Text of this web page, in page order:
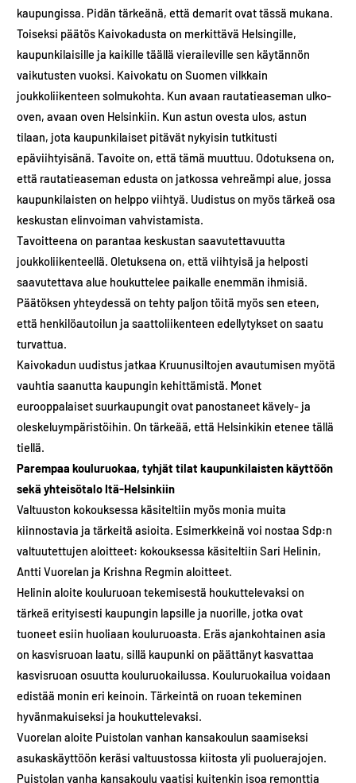
kaupungissa. Pidän tärkeänä, että demarit ovat tässä mukana.
Toiseksi päätös Kaivokadusta on merkittävä Helsingille,
kaupunkilaisille ja kaikille täällä vieraileville sen käytännön
vaikutusten vuoksi. Kaivokatu on Suomen vilkkain
joukkoliikenteen solmukohta. Kun avaan rautatieaseman ulko-
oven, avaan oven Helsinkiin. Kun astun ovesta ulos, astun
tilaan, jota kaupunkilaiset pitävät nykyisin tutkitusti
epäviihtyisänä. Tavoite on, että tämä muuttuu. Odotuksena on,
että rautatieaseman edusta on jatkossa vehreämpi alue, jossa
kaupunkilaisten on helppo viihtyä. Uudistus on myös tärkeä osa
keskustan elinvoiman vahvistamista.
Tavoitteena on parantaa keskustan saavutettavuutta
joukkoliikenteellä. Oletuksena on, että viihtyisä ja helposti
saavutettava alue houkuttelee paikalle enemmän ihmisiä.
Päätöksen yhteydessä on tehty paljon töitä myös sen eteen,
että henkilöautoilun ja saattoliikenteen edellytykset on saatu
turvattua.
Kaivokadun uudistus jatkaa Kruunusiltojen avautumisen myötä
vauhtia saanutta kaupungin kehittämistä. Monet
eurooppalaiset suurkaupungit ovat panostaneet kävely- ja
oleskeluympäristöihin. On tärkeää, että Helsinkikin etenee tällä
tiellä.
Parempaa kouluruokaa, tyhjät tilat kaupunkilaisten käyttöön
sekä yhteisötalo Itä-Helsinkiin
Valtuuston kokouksessa käsiteltiin myös monia muita
kiinnostavia ja tärkeitä asioita. Esimerkkeinä voi nostaa Sdp:n
valtuutettujen aloitteet: kokouksessa käsiteltiin Sari Helinin,
Antti Vuorelan ja Krishna Regmin aloitteet.
Helinin aloite kouluruoan tekemisestä houkuttelevaksi on
tärkeä erityisesti kaupungin lapsille ja nuorille, jotka ovat
tuoneet esiin huoliaan kouluruoasta. Eräs ajankohtainen asia
on kasvisruoan laatu, sillä kaupunki on päättänyt kasvattaa
kasvisruoan osuutta kouluruokailussa. Kouluruokailua voidaan
edistää monin eri keinoin. Tärkeintä on ruoan tekeminen
hyvänmakuiseksi ja houkuttelevaksi.
Vuorelan aloite Puistolan vanhan kansakoulun saamiseksi
asukaskäyttöön keräsi valtuustossa kiitosta yli puoluerajojen.
Puistolan vanha kansakoulu vaatisi kuitenkin isoa remonttia